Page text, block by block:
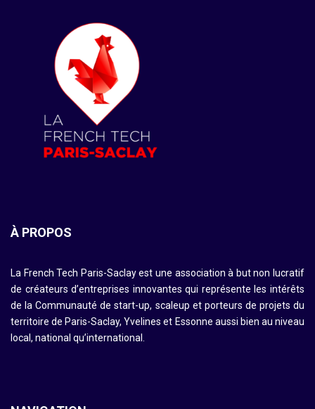
À PROPOS
La French Tech Paris-Saclay est une association à but non lucratif
de créateurs d’entreprises innovantes qui représente les intérêts
de la Communauté de start-up, scaleup et porteurs de projets du
territoire de Paris-Saclay, Yvelines et Essonne aussi bien au niveau
local, national qu’international.